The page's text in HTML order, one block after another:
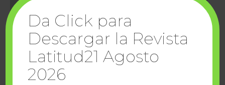
Da Click para
Descargar la Revista
Latitud21 Agosto
2026